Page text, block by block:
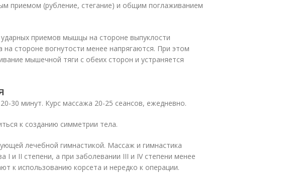
приемом (рубление, стегание) и общим поглаживанием
приемов мышцы на стороне выпуклости
на стороне вогнутости менее напрягаются. При этом
мышечной тяги с обеих сторон и устраняется
30 минут. Курс массажа 20-25 сеансов, ежедневно.
к созданию симметрии тела.
лечебной гимнастикой. Массаж и гимнастика
I и II степени, а при заболевании III и IV степени менее
к использованию корсета и нередко к операции.